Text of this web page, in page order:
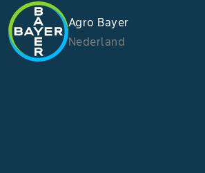
Agro Bayer
Nederland